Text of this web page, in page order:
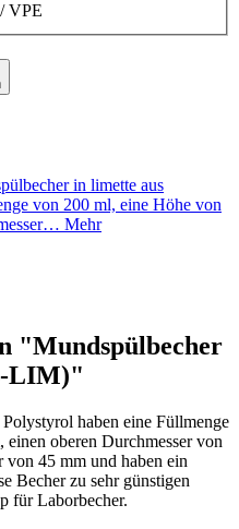
VPE
in limette aus
von 200 ml, eine Höhe von
Mehr
"Mundspülbecher
LIM)"
haben eine Füllmenge
oberen Durchmesser von
von 45 mm und haben ein
Becher zu sehr günstigen
für Laborbecher.